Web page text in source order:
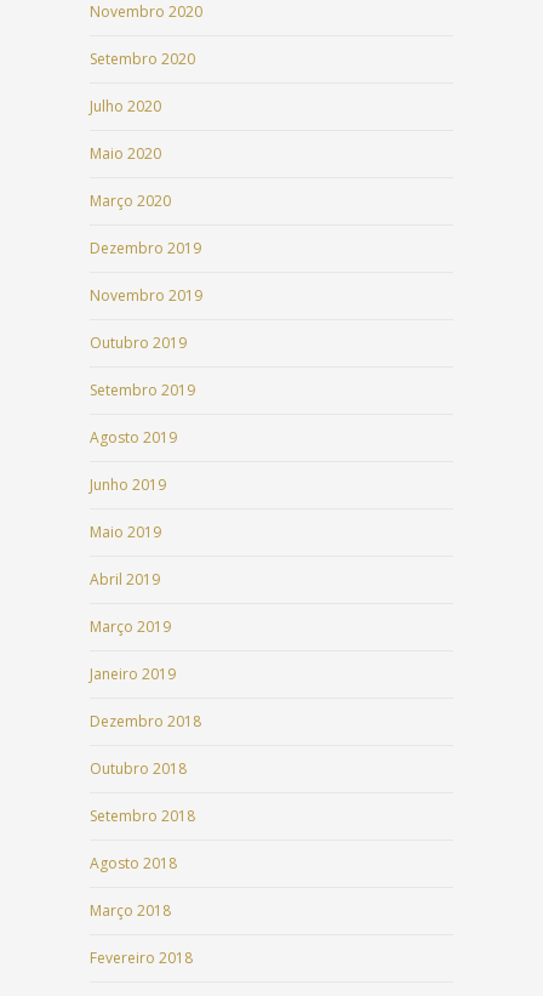
Novembro 2020
Setembro 2020
Julho 2020
Maio 2020
Março 2020
Dezembro 2019
Novembro 2019
Outubro 2019
Setembro 2019
Agosto 2019
Junho 2019
Maio 2019
Abril 2019
Março 2019
Janeiro 2019
Dezembro 2018
Outubro 2018
Setembro 2018
Agosto 2018
Março 2018
Fevereiro 2018